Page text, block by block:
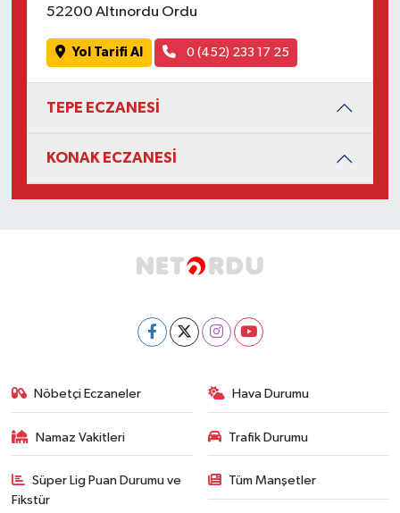
52200 Altınordu Ordu
Yol Tarifi Al 0 (452) 233 17 25
TEPE ECZANESİ
KONAK ECZANESİ
Nöbetçi Eczaneler Hava Durumu
Namaz Vakitleri Trafik Durumu
Süper Lig Puan Durumu ve
Fikstür
Tüm Manşetler